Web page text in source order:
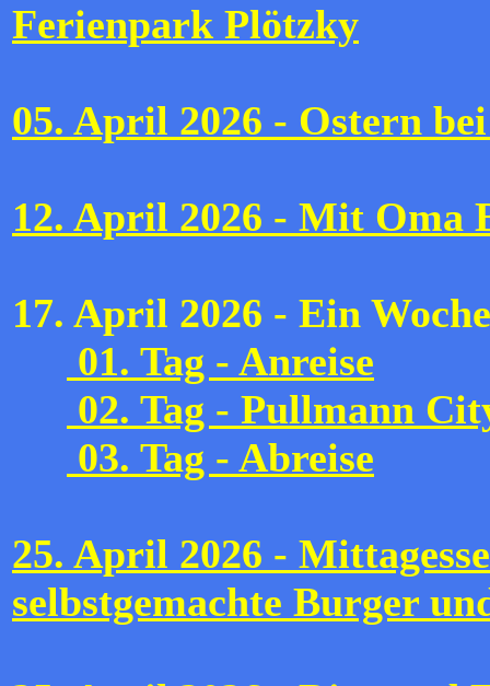
Ferienpark Plötzky
05. April 2026 - Ostern
12. April 2026 - Mit Oma
17. April 2026 - Ein
01. Tag - Anreise
02. Tag - Pullmann
03. Tag - Abreise
25. April 2026 -
selbstgemachte Burger